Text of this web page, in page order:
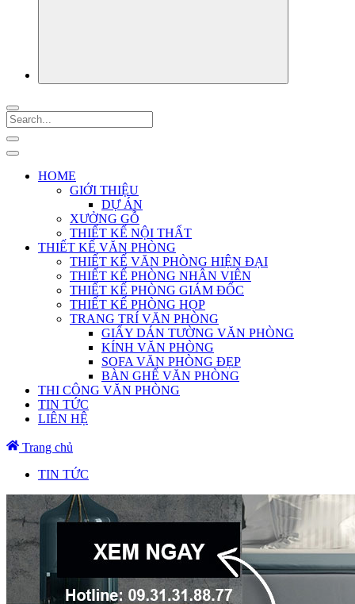
HOME
GIỚI THIỆU
DỰ ÁN
XƯỞNG GỖ
THIẾT KẾ NỘI THẤT
THIẾT KẾ VĂN PHÒNG
THIẾT KẾ VĂN PHÒNG HIỆN ĐẠI
THIẾT KẾ PHÒNG NHÂN VIÊN
THIẾT KẾ PHÒNG GIÁM ĐỐC
THIẾT KẾ PHÒNG HỌP
TRANG TRÍ VĂN PHÒNG
GIẤY DÁN TƯỜNG VĂN PHÒNG
KÍNH VĂN PHÒNG
SOFA VĂN PHÒNG ĐẸP
BÀN GHẾ VĂN PHÒNG
THI CÔNG VĂN PHÒNG
TIN TỨC
LIÊN HỆ
Trang chủ
TIN TỨC